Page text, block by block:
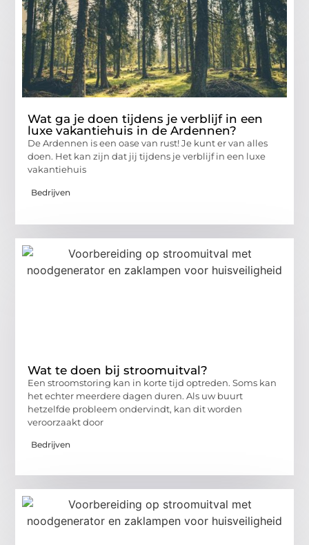
Wat ga je doen tijdens je verblijf in een
luxe vakantiehuis in de Ardennen?
De Ardennen is een oase van rust! Je kunt er van alles
doen. Het kan zijn dat jij tijdens je verblijf in een luxe
vakantiehuis
Bedrijven
Wat te doen bij stroomuitval?
Een stroomstoring kan in korte tijd optreden. Soms kan
het echter meerdere dagen duren. Als uw buurt
hetzelfde probleem ondervindt, kan dit worden
veroorzaakt door
Bedrijven